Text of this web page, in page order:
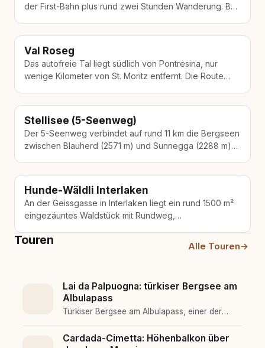
der First-Bahn plus rund zwei Stunden Wanderung. Bei
Val Roseg
Das autofreie Tal liegt südlich von Pontresina, nur
wenige Kilometer von St. Moritz entfernt. Die Route
Stellisee (5-Seenweg)
Der 5-Seenweg verbindet auf rund 11 km die Bergseen
zwischen Blauherd (2571 m) und Sunnegga (2288 m)
Hunde-Wäldli Interlaken
An der Geissgasse in Interlaken liegt ein rund 1500 m²
eingezäuntes Waldstück mit Rundweg,
Touren Alle Touren→
Lai da Palpuogna: türkiser Bergsee am
Albulapass
Türkiser Bergsee am Albulapass, einer der
leichter Rundweg, gut mit der Rhätischen Bahn
Cardada-Cimetta: Höhenbalkon über